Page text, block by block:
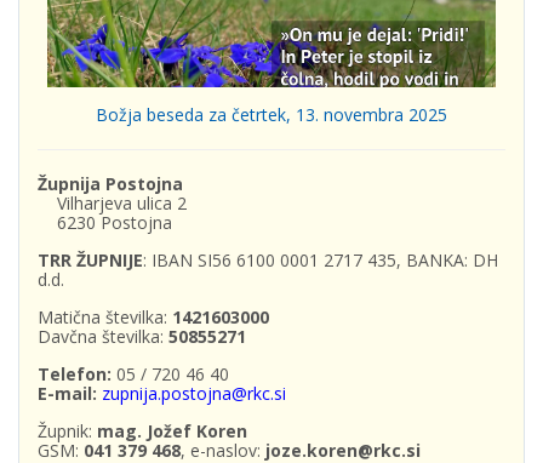
Božja beseda za četrtek, 13. novembra 2025
Župnija Postojna
Vilharjeva ulica 2
6230 Postojna
TRR ŽUPNIJE: IBAN SI56 6100 0001 2717 435, BANKA: DH
d.d.
Matična številka: 1421603000
Davčna številka: 50855271
Telefon: 05 / 720 46 40
E-mail: zupnija.postojna@rkc.si
Župnik: mag. Jožef Koren
GSM: 041 379 468, e-naslov: joze.koren@rkc.si